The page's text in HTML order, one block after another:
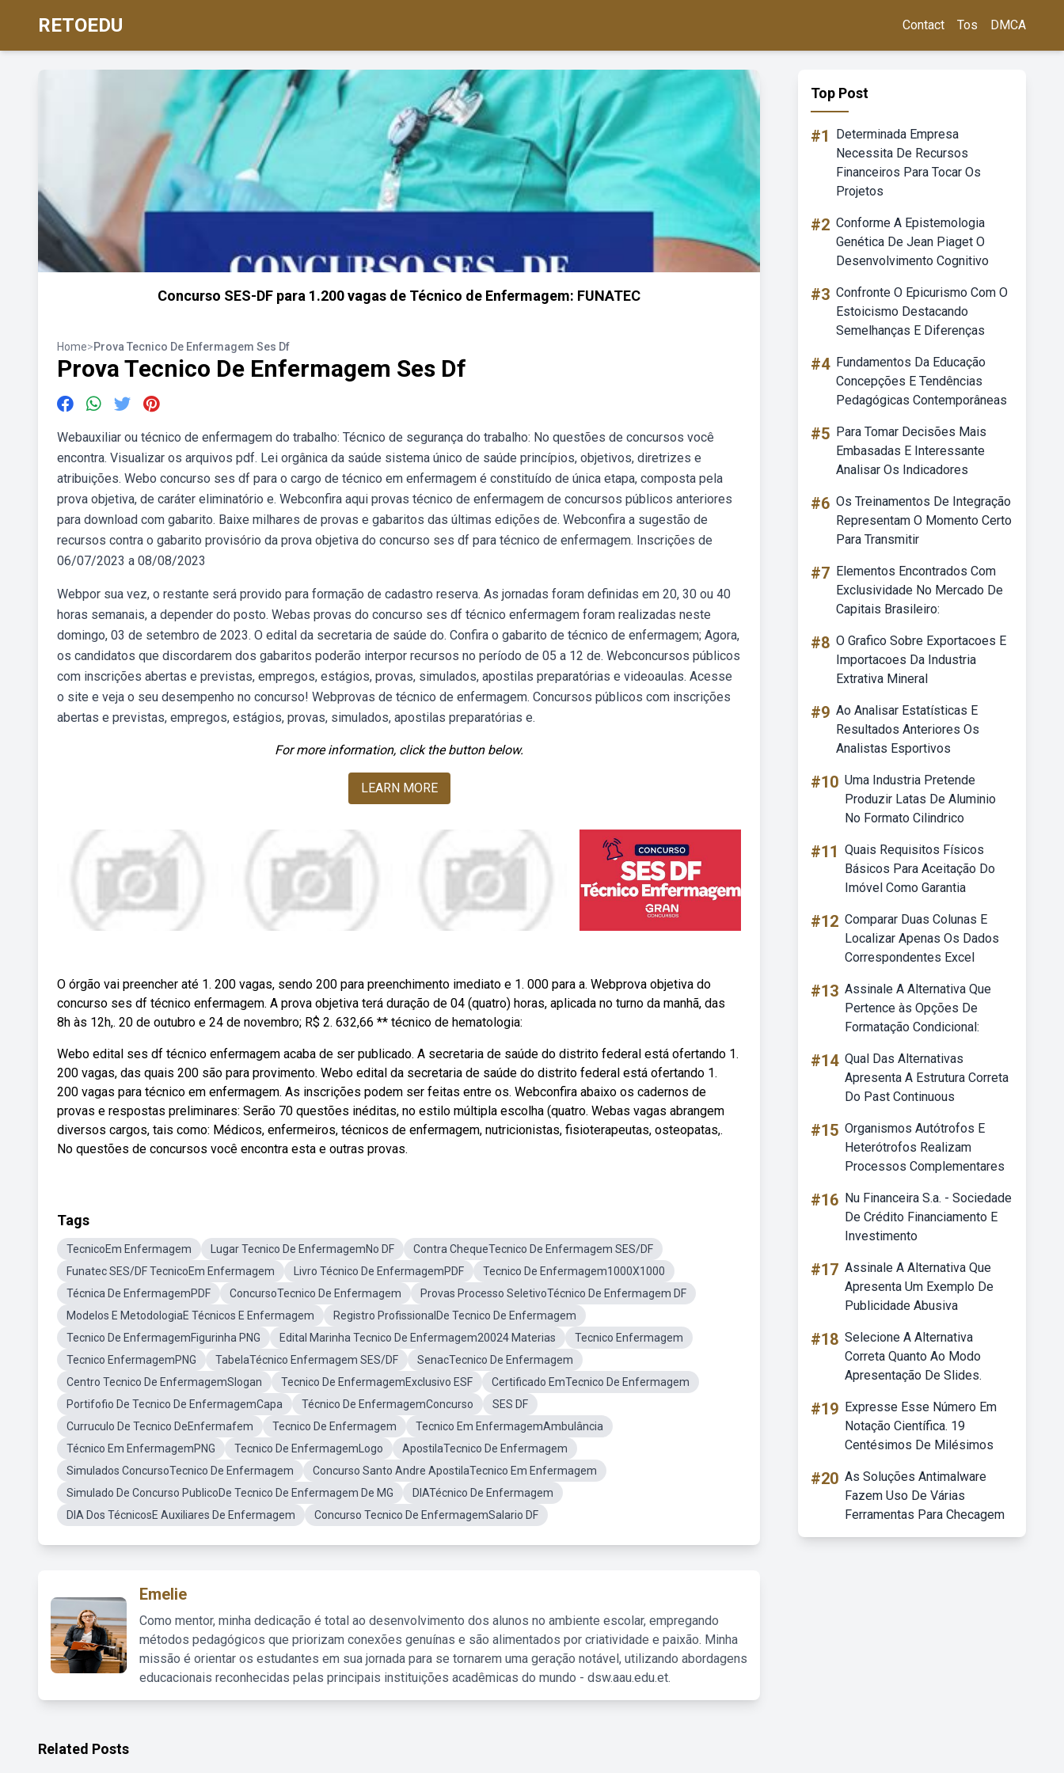
RETOEDU Contact Tos DMCA
Concurso SES-DF para 1.200 vagas de Técnico de Enfermagem: FUNATEC
Home>Prova Tecnico De Enfermagem Ses Df
Prova Tecnico De Enfermagem Ses Df
Webauxiliar ou técnico de enfermagem do trabalho: Técnico de segurança do trabalho: No questões de concursos você
encontra. Visualizar os arquivos pdf. Lei orgânica da saúde sistema único de saúde princípios, objetivos, diretrizes e
atribuições. Webo concurso ses df para o cargo de técnico em enfermagem é constituído de única etapa, composta pela
prova objetiva, de caráter eliminatório e. Webconfira aqui provas técnico de enfermagem de concursos públicos anteriores
para download com gabarito. Baixe milhares de provas e gabaritos das últimas edições de. Webconfira a sugestão de
recursos contra o gabarito provisório da prova objetiva do concurso ses df para técnico de enfermagem. Inscrições de
06/07/2023 a 08/08/2023
Webpor sua vez, o restante será provido para formação de cadastro reserva. As jornadas foram definidas em 20, 30 ou 40
horas semanais, a depender do posto. Webas provas do concurso ses df técnico enfermagem foram realizadas neste
domingo, 03 de setembro de 2023. O edital da secretaria de saúde do. Confira o gabarito de técnico de enfermagem; Agora,
os candidatos que discordarem dos gabaritos poderão interpor recursos no período de 05 a 12 de. Webconcursos públicos
com inscrições abertas e previstas, empregos, estágios, provas, simulados, apostilas preparatórias e videoaulas. Acesse
o site e veja o seu desempenho no concurso! Webprovas de técnico de enfermagem. Concursos públicos com inscrições
abertas e previstas, empregos, estágios, provas, simulados, apostilas preparatórias e.
For more information, click the button below.
LEARN MORE
O órgão vai preencher até 1. 200 vagas, sendo 200 para preenchimento imediato e 1. 000 para a. Webprova objetiva do
concurso ses df técnico enfermagem. A prova objetiva terá duração de 04 (quatro) horas, aplicada no turno da manhã, das
8h às 12h,. 20 de outubro e 24 de novembro; R$ 2. 632,66 ** técnico de hematologia:
Webo edital ses df técnico enfermagem acaba de ser publicado. A secretaria de saúde do distrito federal está ofertando 1.
200 vagas, das quais 200 são para provimento. Webo edital da secretaria de saúde do distrito federal está ofertando 1.
200 vagas para técnico em enfermagem. As inscrições podem ser feitas entre os. Webconfira abaixo os cadernos de
provas e respostas preliminares: Serão 70 questões inéditas, no estilo múltipla escolha (quatro. Webas vagas abrangem
diversos cargos, tais como: Médicos, enfermeiros, técnicos de enfermagem, nutricionistas, fisioterapeutas, osteopatas,.
No questões de concursos você encontra esta e outras provas.
Tags
TecnicoEm Enfermagem Lugar Tecnico De EnfermagemNo DF
Contra ChequeTecnico De Enfermagem SES/DF
Funatec SES/DF TecnicoEm Enfermagem
Livro Técnico De EnfermagemPDF
Tecnico De Enfermagem1000X1000
Técnica De EnfermagemPDF
ConcursoTecnico De Enfermagem
Provas Processo SeletivoTécnico De Enfermagem DF
Modelos E MetodologiaE Técnicos E Enfermagem
Registro ProfissionalDe Tecnico De Enfermagem
Tecnico De EnfermagemFigurinha PNG
Edital Marinha Tecnico De Enfermagem20024 Materias
Tecnico Enfermagem
Tecnico EnfermagemPNG
TabelaTécnico Enfermagem SES/DF
SenacTecnico De Enfermagem
Centro Tecnico De EnfermagemSlogan
Tecnico De EnfermagemExclusivo ESF
Certificado EmTecnico De Enfermagem
Portifofio De Tecnico De EnfermagemCapa
Técnico De EnfermagemConcurso
SES DF
Curruculo De Tecnico DeEnfermafem
Tecnico De Enfermagem
Tecnico Em EnfermagemAmbulância
Técnico Em EnfermagemPNG
Tecnico De EnfermagemLogo
ApostilaTecnico De Enfermagem
Simulados ConcursoTecnico De Enfermagem
Concurso Santo Andre ApostilaTecnico Em Enfermagem
Simulado De Concurso PublicoDe Tecnico De Enfermagem De MG
DIATécnico De Enfermagem
DIA Dos TécnicosE Auxiliares De Enfermagem
Concurso Tecnico De EnfermagemSalario DF
Emelie
Como mentor, minha dedicação é total ao desenvolvimento dos alunos no ambiente escolar, empregando
métodos pedagógicos que priorizam conexões genuínas e são alimentados por criatividade e paixão. Minha
missão é orientar os estudantes em sua jornada para se tornarem uma geração notável, utilizando abordagens
educacionais reconhecidas pelas principais instituições acadêmicas do mundo - dsw.aau.edu.et.
Top Post
#1
Determinada Empresa
Necessita De Recursos
Financeiros Para Tocar Os
Projetos
#2 Conforme A Epistemologia
Genética De Jean Piaget O
Desenvolvimento Cognitivo
#3 Confronte O Epicurismo Com O
Estoicismo Destacando
Semelhanças E Diferenças
#4 Fundamentos Da Educação
Concepções E Tendências
Pedagógicas Contemporâneas
#5 Para Tomar Decisões Mais
Embasadas E Interessante
Analisar Os Indicadores
#6 Os Treinamentos De Integração
Representam O Momento Certo
Para Transmitir
#7 Elementos Encontrados Com
Exclusividade No Mercado De
Capitais Brasileiro:
#8 O Grafico Sobre Exportacoes E
Importacoes Da Industria
Extrativa Mineral
#9 Ao Analisar Estatísticas E
Resultados Anteriores Os
Analistas Esportivos
#10 Uma Industria Pretende
Produzir Latas De Aluminio
No Formato Cilindrico
#11 Quais Requisitos Físicos
Básicos Para Aceitação Do
Imóvel Como Garantia
#12 Comparar Duas Colunas E
Localizar Apenas Os Dados
Correspondentes Excel
#13 Assinale A Alternativa Que
Pertence às Opções De
Formatação Condicional:
#14 Qual Das Alternativas
Apresenta A Estrutura Correta
Do Past Continuous
#15 Organismos Autótrofos E
Heterótrofos Realizam
Processos Complementares
#16 Nu Financeira S.a. - Sociedade
De Crédito Financiamento E
Investimento
#17 Assinale A Alternativa Que
Apresenta Um Exemplo De
Publicidade Abusiva
#18 Selecione A Alternativa
Correta Quanto Ao Modo
Apresentação De Slides.
#19 Expresse Esse Número Em
Notação Científica. 19
Centésimos De Milésimos
#20 As Soluções Antimalware
Fazem Uso De Várias
Ferramentas Para Checagem
Related Posts